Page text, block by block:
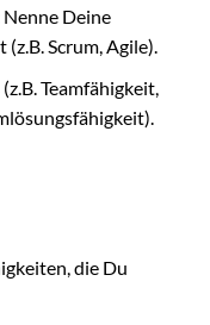
Nenne Deine
Scrum, Agile).
Teamfähigkeit,
die Du